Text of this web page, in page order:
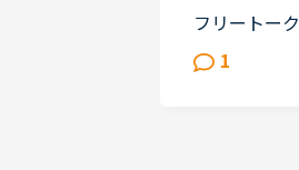
フリートー
ど様々なレ
があります
1